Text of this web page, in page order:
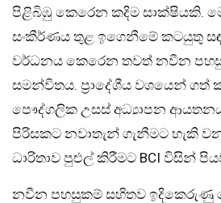
පිළිබිඹු කෙරෙන කදිම සාක්ෂියකි.
සංකීර්ණය තුළ ඉගෙනීමේ කටයුතු
වර්ධනය කෙරෙන තවත් නවීන
සමන්විතය. ප්‍රාදේශීය වශයෙන් ගත්
පෞද්ගලික උසස් අධ්‍යාපන ආයතනය
පිරිසකට නවාතැන් ගැනීමට හැකි
ධාරිතාව පුළුල් කිරීමට BCI විසින්
නවීන පහසුකම් සහිතව ඉදිකෙරුණු